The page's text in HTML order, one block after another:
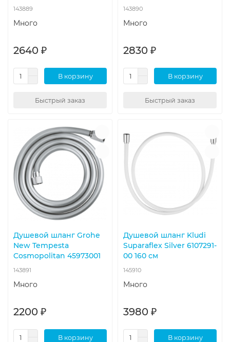
143889
Много
2640 ₽
В корзину
Быстрый заказ
143890
Много
2830 ₽
В корзину
Быстрый заказ
Душевой шланг Grohe
New Tempesta
Cosmopolitan 45973001
143891
Много
2200 ₽
В корзину
Душевой шланг Kludi
Suparaflex Silver 6107291-
00 160 см
145910
Много
3980 ₽
В корзину